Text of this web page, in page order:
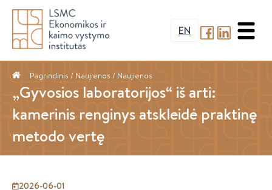
EN
Pagrindinis / Naujienos / Naujienos
„Gyvosios laboratorijos“ iš arti:
kamerinis renginys atskleidė praktinę
metodo vertę
2026-06-01